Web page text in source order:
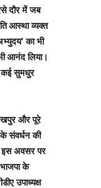
दौर में जब
आस्था व्यक्त
का भी
आनंद लिया।
कई सुमधुर
और पूरे
संवर्धन की
इस अवसर पर
के
उपाध्यक्ष